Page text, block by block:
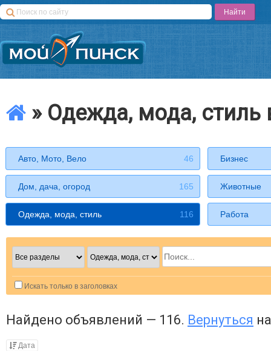
» Одежда, мода, стиль
Авто, Мото, Вело 46 Бизнес
Дом, дача, огород 165 Животные
Одежда, мода, стиль 116 Работа
Искать только в заголовках
Найдено объявлений — 116. Вернуться
Дата